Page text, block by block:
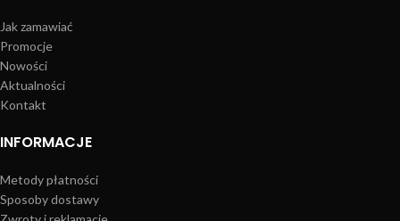
Jak zamawiać
Promocje
Nowości
Aktualności
Kontakt
INFORMACJE
Metody płatności
Sposoby dostawy